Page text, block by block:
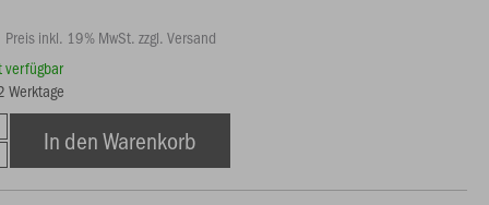
Preis inkl. 19% MwSt. zzgl. Versand
verfügbar
Werktage
In den Warenkorb